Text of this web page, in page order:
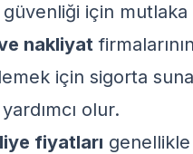
güvenliği için
nakliyat
için sigorta
olur.
fiyatları